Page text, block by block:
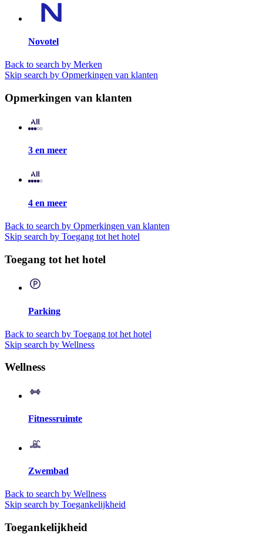
Novotel
Back to search by Merken
Skip search by Opmerkingen van klanten
Opmerkingen van klanten
3 en meer
4 en meer
Back to search by Opmerkingen van klanten
Skip search by Toegang tot het hotel
Toegang tot het hotel
Parking
Back to search by Toegang tot het hotel
Skip search by Wellness
Wellness
Fitnessruimte
Zwembad
Back to search by Wellness
Skip search by Toegankelijkheid
Toegankelijkheid